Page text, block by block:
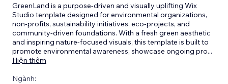
GreenLand is a purpose-driven and visually uplifting Wix
Studio template designed for environmental organizations,
non-profits, sustainability initiatives, eco-projects, and
community-driven foundations. With a fresh green aesthetic
and inspiring nature-focused visuals, this template is built to
promote environmental awareness, showcase ongoing pro...
Hiện thêm
Ngành: